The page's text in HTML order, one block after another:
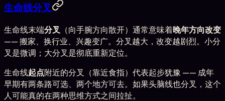
生命线分叉
生命线末端分叉 （向手腕方向散开）通常意味着晚年方向改变
—— 搬家、换行业、兴趣变广。分叉越大，改变越剧烈。小分
叉是微调；大分叉是彻底重新定位。
生命线起点附近的分叉（靠近食指）代表起步犹豫 —— 成年
早期有两条路可选、两个地方可去。如果头脑线也分叉，这个
人可能真的在两种思维方式之间拉扯。